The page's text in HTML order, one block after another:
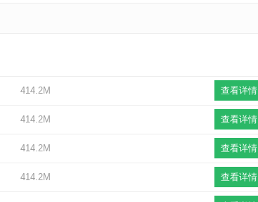
查看详情
414.2M
查看详情
414.2M
查看详情
414.2M
查看详情
414.2M